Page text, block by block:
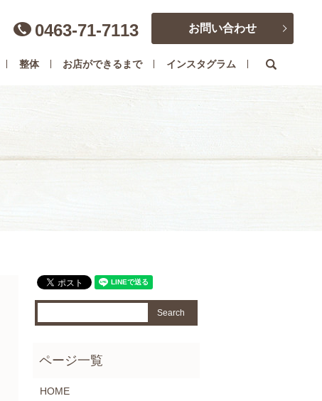
0463-71-7113 お問い合わせ
整体 お店ができるまで インスタグラム
HOME